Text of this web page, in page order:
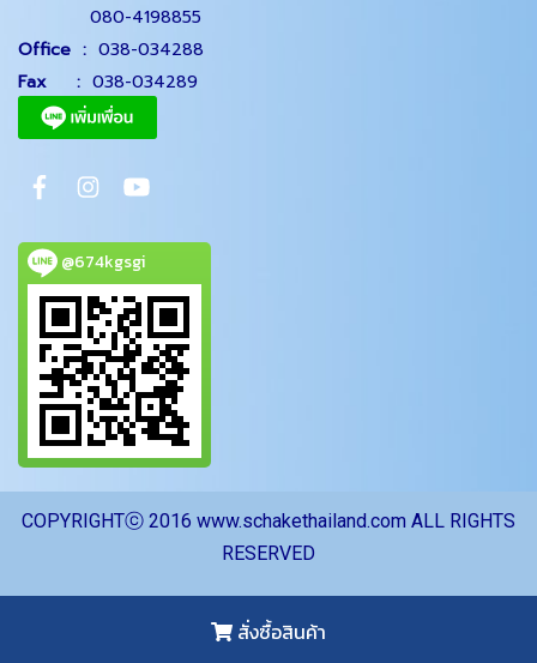
สั่งซื้อสินค้า
080-4198855
Office : 038-034288
Fax : 038-034289
@674kgsgi
COPYRIGHTⓒ 2016 www.schakethailand.com ALL RIGHTS
RESERVED
ผู้เข้าชมวันนี้